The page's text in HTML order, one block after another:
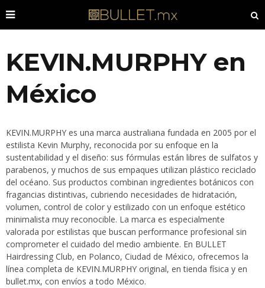
KEVIN.MURPHY en
México
KEVIN.MURPHY es una marca australiana fundada en 2005 por el
estilista Kevin Murphy, reconocida por su enfoque en la
sustentabilidad y el diseño: sus fórmulas están libres de sulfatos y
parabenos, y muchos de sus empaques utilizan plástico reciclado
del océano. Sus productos combinan ingredientes botánicos con
fragancias distintivas, cubriendo necesidades de hidratación,
volumen, control de color y estilizado con un enfoque estético
minimalista muy reconocible. La marca es especialmente
valorada por estilistas que buscan performance profesional sin
comprometer el cuidado del medio ambiente. En BULLET
Hairdressing Club, en Polanco, Ciudad de México, ofrecemos la
línea completa de KEVIN.MURPHY original, en tienda física y en
bullet.mx, con envíos a todo México.